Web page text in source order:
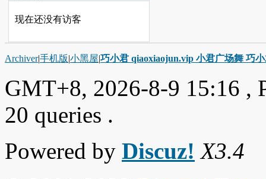
现在还没有访客
Archiver|手机版|小黑屋|巧小君 qiaoxiaojun.vip 小君广场舞 巧
GMT+8, 2026-8-9 15:16 ,
20 queries .
Powered by Discuz! X3.4